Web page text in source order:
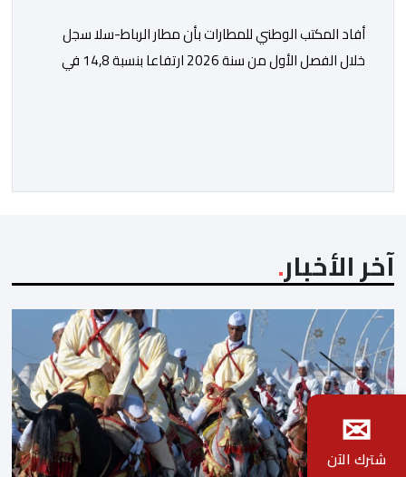
أفاد المكتب الوطني للمطارات بأن مطار الرباط-سلا سجل
خلال الفصل الأول من سنة 2026 ارتفاعا بنسبة 14,8 في
[…]
آخر الأخبار
✉
شترك الآن